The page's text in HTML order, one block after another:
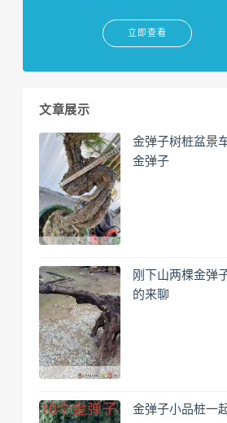
立即查看
文章展示
金弹子树桩盆景
金弹子
刚下山两棵金弹
的来聊
金弹子小品桩一